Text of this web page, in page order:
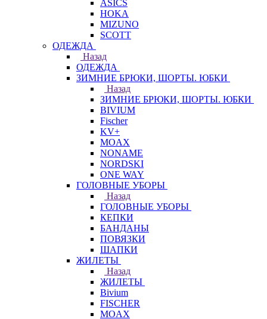
ASICS
HOKA
MIZUNO
SCOTT
ОДЕЖДА
Назад
ОДЕЖДА
ЗИМНИЕ БРЮКИ, ШОРТЫ. ЮБКИ
Назад
ЗИМНИЕ БРЮКИ, ШОРТЫ. ЮБКИ
BIVIUM
Fischer
KV+
MOAX
NONAME
NORDSKI
ONE WAY
ГОЛОВНЫЕ УБОРЫ
Назад
ГОЛОВНЫЕ УБОРЫ
КЕПКИ
БАНДАНЫ
ПОВЯЗКИ
ШАПКИ
ЖИЛЕТЫ
Назад
ЖИЛЕТЫ
Bivium
FISCHER
MOAX